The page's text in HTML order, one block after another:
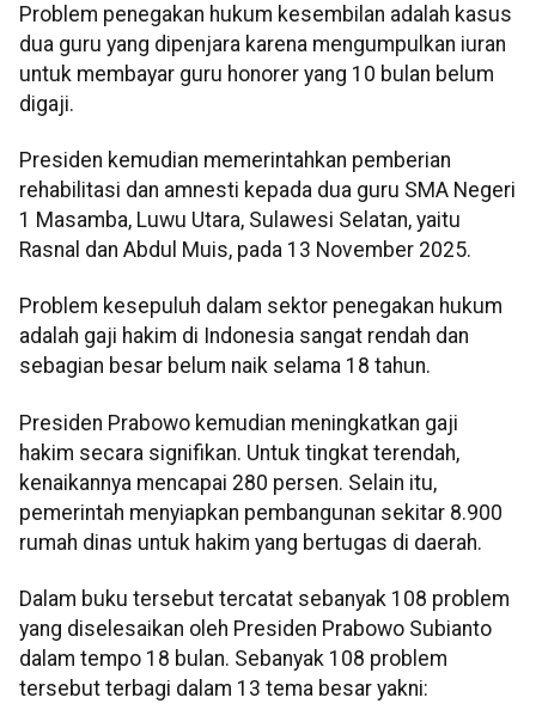
Problem penegakan hukum kesembilan adalah kasus
dua guru yang dipenjara karena mengumpulkan iuran
untuk membayar guru honorer yang 10 bulan belum
digaji.
Presiden kemudian memerintahkan pemberian
rehabilitasi dan amnesti kepada dua guru SMA Negeri
1 Masamba, Luwu Utara, Sulawesi Selatan, yaitu
Rasnal dan Abdul Muis, pada 13 November 2025.
Problem kesepuluh dalam sektor penegakan hukum
adalah gaji hakim di Indonesia sangat rendah dan
sebagian besar belum naik selama 18 tahun.
Presiden Prabowo kemudian meningkatkan gaji
hakim secara signifikan. Untuk tingkat terendah,
kenaikannya mencapai 280 persen. Selain itu,
pemerintah menyiapkan pembangunan sekitar 8.900
rumah dinas untuk hakim yang bertugas di daerah.
Dalam buku tersebut tercatat sebanyak 108 problem
yang diselesaikan oleh Presiden Prabowo Subianto
dalam tempo 18 bulan. Sebanyak 108 problem
tersebut terbagi dalam 13 tema besar yakni: